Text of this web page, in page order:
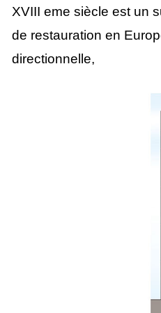
XVIII eme siècle est un
de restauration en
directionnelle,